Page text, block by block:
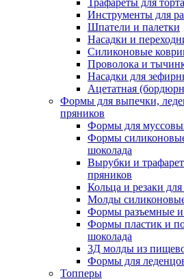
Трафареты для торта
Инструменты для
Шпатели и палетки
Насадки и
Силиконовые
Проволока и
Насадки для
Ацетатная
Формы для выпечки,
пряников
Формы для
Формы
шоколада
Вырубки и
пряников
Кольца и резаки для
Молды
Формы разъемные
Формы пластик и
шоколада
3Д молды из
Формы для
Топперы